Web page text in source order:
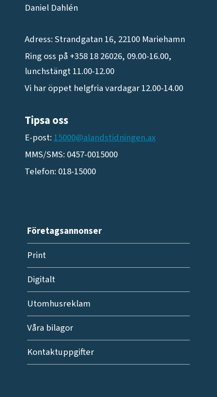
Daniel Dahlén
Adress: Strandgatan 16, 22100 Mariehamn
Ring oss på +358 18 26026, 09.00-16.00,
lunchstängt 11.00-12.00
Vi har öppet helgfria vardagar 12.00-14.00
Tipsa oss
E-post: 15000@alandstidningen.ax
MMS/SMS: 0457-0015000
Telefon: 018-15000
Företagsannonser
Print
Digitalt
Utomhusreklam
Våra bilagor
Kontaktuppgifter